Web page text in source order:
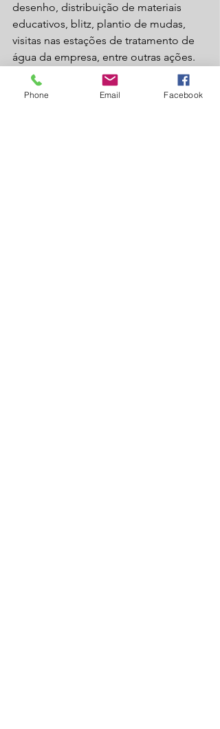
desenho, distribuição de materiais
educativos, blitz, plantio de mudas,
visitas nas estações de tratamento de
água da empresa, entre outras ações.
Para a empresa, saneamento e
preservação ambiental caminham
Phone Email Facebook